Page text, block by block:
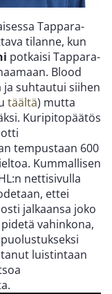
Tappara-
tilanne, kun
potkaisi Tappara-
Blood
ja suhtautui siihen
täältä) mutta
Kuripitopäätös
tempustaan 600
Kummallisen
nettisivulla
ettei
jalkaansa joko
vahinkona,
luistintaan